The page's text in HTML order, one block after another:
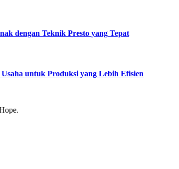
dengan Teknik Presto yang Tepat
untuk Produksi yang Lebih Efisien